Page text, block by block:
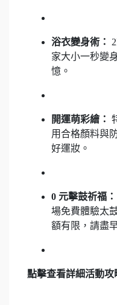
浴衣變身術：
家大小一秒變
憶。
開運萌彩繪：
用合格顏料與
好運妝。
0 元擊鼓祈福：
場免費體驗太
額有限，請盡
點擊查看詳細活動